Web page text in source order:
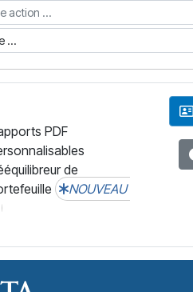
action
PDF
de
NOUVEAU